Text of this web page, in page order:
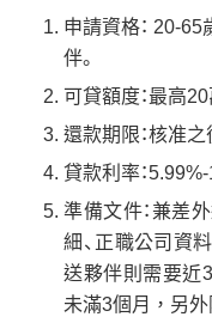
申請資格： 20-
伴。
可貸額度：最高20
還款期限：核准之
貸款利率：5.99%-
準備文件：兼差
細、正職公司資
送夥伴則需要近
未滿3個月，另